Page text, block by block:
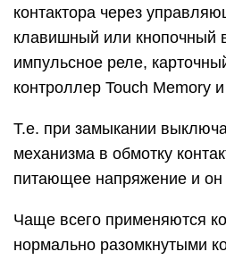
контактора через
клавишный или кнопочный
импульсное реле,
контроллер Touch Memory
Т.е. при замыкании
механизма в обмотку
питающее напряжение и он
Чаще всего применяются
нормально разомкнутыми